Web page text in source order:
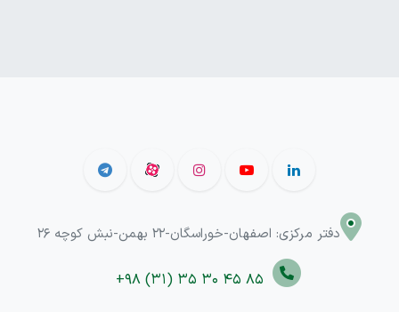
دفتر مرکزی: اصفهان-خوراسگان-22 بهمن-نبش کوچه 26
+98 (31) 35 30 45 85